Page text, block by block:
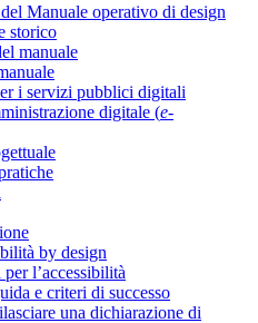
Manuale operativo di design
storico
manuale
i servizi pubblici digitali
digitale (e-
by design
l’accessibilità
e criteri di successo
una dichiarazione di